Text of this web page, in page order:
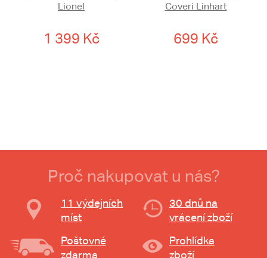
Lionel
1 399 Kč
Coveri Linhart
699 Kč
Proč nakupovat u nás?
11 výdejních
míst
30 dnů na
vrácení zboží
Poštovné
zdarma
Prohlídka
zboží